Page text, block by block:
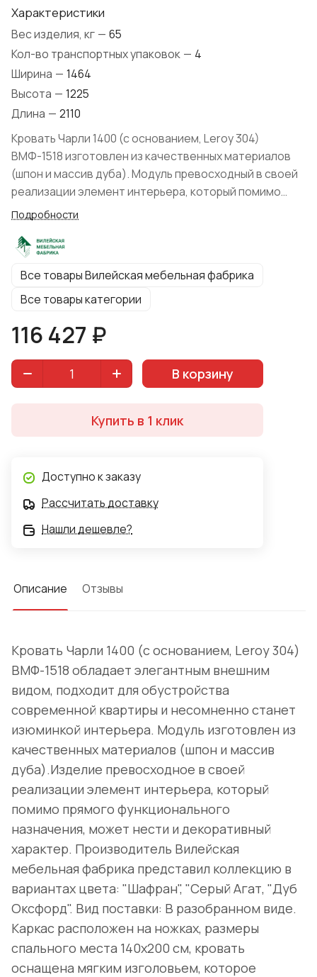
Характеристики
Вес изделия, кг — 65
Кол-во транспортных упаковок — 4
Ширина — 1464
Высота — 1225
Длина — 2110
Кровать Чарли 1400 (с основанием, Leroy 304)
ВМФ-1518 изготовлен из качественных материалов
(шпон и массив дуба). Модуль превосходный в своей
реализации элемент интерьера, который помимо
прямого функционального назначения, может нести
мебельная фабрика представил коллекцию в
вариантах цвета: "Шафран", "Серый Агат, "Дуб
Оксфорд". Вид поставки: В разобранном виде.
Подробности
Все товары Вилейская мебельная фабрика
Все товары категории
116 427 ₽
В корзину
Купить в 1 клик
Доступно к заказу
Рассчитать доставку
Нашли дешевле?
Описание Отзывы
Кровать Чарли 1400 (с основанием, Leroy 304)
ВМФ-1518 обладает элегантным внешним
видом, подходит для обустройства
современной квартиры и несомненно станет
изюминкой интерьера. Модуль изготовлен из
качественных материалов (шпон и массив
дуба).Изделие превосходное в своей
реализации элемент интерьера, который
помимо прямого функционального
назначения, может нести и декоративный
характер. Производитель Вилейская
мебельная фабрика представил коллекцию в
вариантах цвета: "Шафран", "Серый Агат, "Дуб
Оксфорд". Вид поставки: В разобранном виде.
Каркас расположен на ножках, размеры
спального места 140х200 см, кровать
оснащена мягким изголовьем, которое